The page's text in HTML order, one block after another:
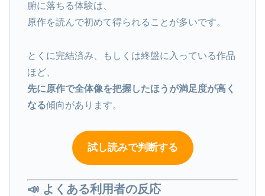
腑に落ちる体験は、
原作を読んで初めて得られることが多いです。
とくに完結済み、もしくは終盤に入っている作品
ほど、
先に原作で全体像を把握したほうが満足度が高く
なる傾向があります。
試し読みで判断する
📣 よくある利用者の反応